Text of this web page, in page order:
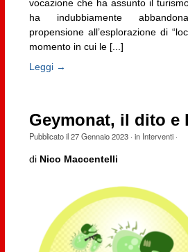
vocazione che ha assunto il
ha indubbiamente
propensione all’esplorazione di
momento in cui le [...]
Leggi →
Geymonat, il dito e
Pubblicato il27 Gennaio 2023· in Interventi·
di Nico Maccentelli